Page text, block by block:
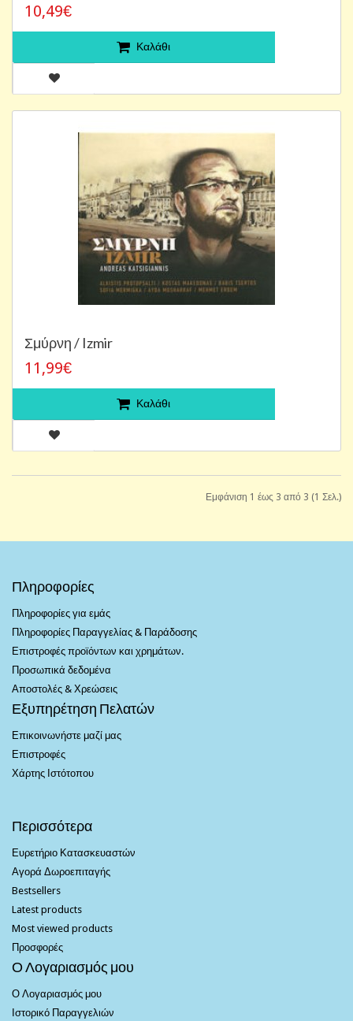
10,49€
Καλάθι
Σμύρνη / Izmir
11,99€
Καλάθι
Εμφάνιση 1 έως 3 από 3 (1 Σελ.)
Πληροφορίες
Πληροφορίες για εμάς
Πληροφορίες Παραγγελίας & Παράδοσης
Επιστροφές προϊόντων και χρημάτων.
Προσωπικά δεδομένα
Αποστολές & Χρεώσεις
Εξυπηρέτηση Πελατών
Επικοινωνήστε μαζί μας
Επιστροφές
Χάρτης Ιστότοπου
Περισσότερα
Ευρετήριο Κατασκευαστών
Αγορά Δωροεπιταγής
Bestsellers
Latest products
Most viewed products
Προσφορές
Ο Λογαριασμός μου
Ο Λογαριασμός μου
Ιστορικό Παραγγελιών